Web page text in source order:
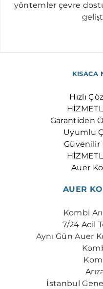
yöntemler çevre
KISACA
Hızlı
Garantiden
Uyumlu
Güvenilir
Auer
AUER
Kombi
7/24 Acil
​Aynı Gün Auer
İstanbul
ULUS
YAYLA